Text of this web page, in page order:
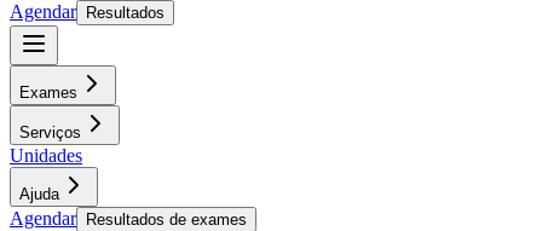
Agendar
Resultados
Exames
Serviços
Unidades
Ajuda
Agendar Resultados de exames